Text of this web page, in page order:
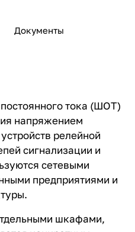
Документы
тока (ШОТ)
напряжением
релейной
сигнализации и
сетевыми
предприятиями и
шкафами,